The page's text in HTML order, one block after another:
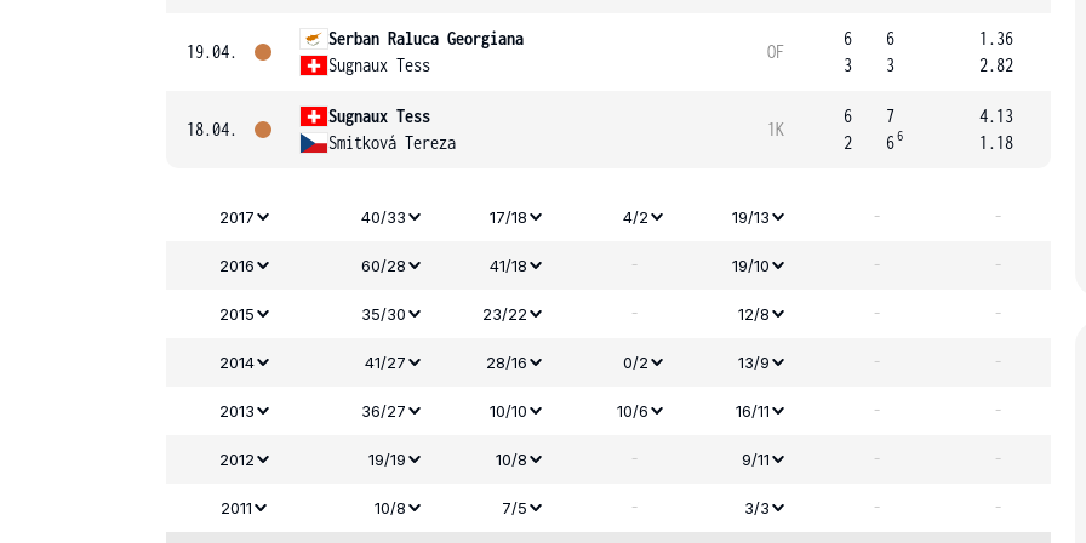
19.04.
Serban Raluca Georgiana
Sugnaux Tess
OF
6
3
6
3
1.36
2.82
18.04.
Sugnaux Tess
Smitková Tereza
1K
6
2
7
66
4.13
1.18
2017 40/33 17/18 4/2 19/13 - -
2016 60/28 41/18 - 19/10 - -
2015 35/30 23/22 - 12/8 - -
2014 41/27 28/16 0/2 13/9 - -
2013 36/27 10/10 10/6 16/11 - -
2012 19/19 10/8 - 9/11 - -
2011 10/8 7/5 - 3/3 - -